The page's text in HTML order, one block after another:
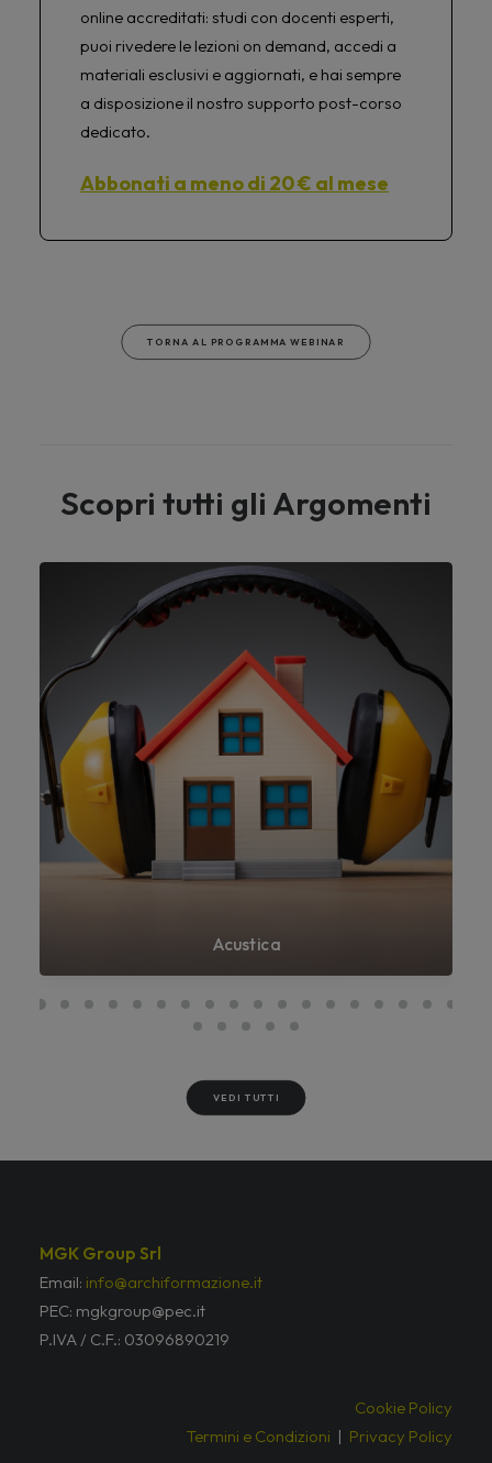
online accreditati: studi con docenti esperti,
puoi rivedere le lezioni on demand, accedi a
materiali esclusivi e aggiornati, e hai sempre
a disposizione il nostro supporto post-corso
dedicato.
Abbonati a meno di 20 € al mese
TORNA AL PROGRAMMA WEBINAR
Scopri tutti gli Argomenti
Acustica
VEDI TUTTI
MGK Group Srl
Email: info@archiformazione.it
PEC: mgkgroup@pec.it
P.IVA / C.F.: 03096890219
Cookie Policy
Termini e Condizioni | Privacy Policy